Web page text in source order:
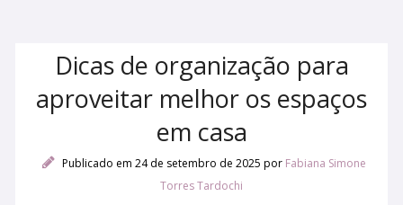
Dicas de organização para
aproveitar melhor os espaços
em casa
Publicado em 24 de setembro de 2025 por Fabiana Simone
Torres Tardochi